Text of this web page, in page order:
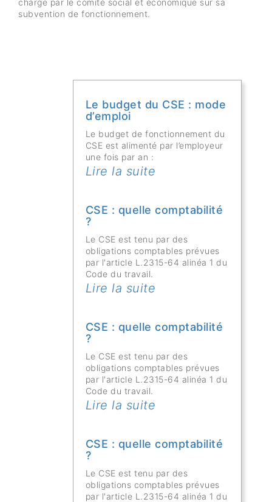
charge par le comité social et économique sur sa
subvention de fonctionnement.
Le budget du CSE : mode
d’emploi
Le budget de fonctionnement du
CSE est alimenté par l’employeur
une fois par an :
Lire la suite
CSE : quelle comptabilité
?
Le CSE est tenu par des
obligations comptables prévues
par l'article L.2315-64 alinéa 1 du
Code du travail.
Lire la suite
CSE : quelle comptabilité
?
Le CSE est tenu par des
obligations comptables prévues
par l'article L.2315-64 alinéa 1 du
Code du travail.
Lire la suite
CSE : quelle comptabilité
?
Le CSE est tenu par des
obligations comptables prévues
par l'article L.2315-64 alinéa 1 du